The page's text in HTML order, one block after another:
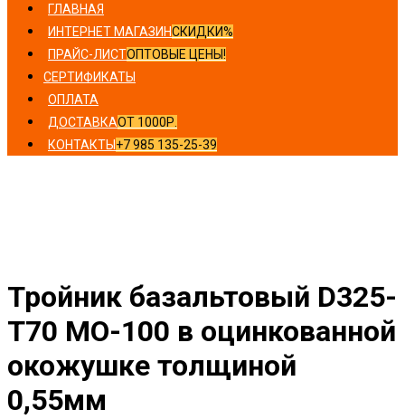
ГЛАВНАЯ
ИНТЕРНЕТ МАГАЗИНСКИДКИ%
ПРАЙС-ЛИСТОПТОВЫЕ ЦЕНЫ!
СЕРТИФИКАТЫ
ОПЛАТА
ДОСТАВКАОТ 1000Р.
КОНТАКТЫ +7 985 135-25-39
Тройник базальтовый D325-
T70 MO-100 в оцинкованной
окожушке толщиной
0,55мм